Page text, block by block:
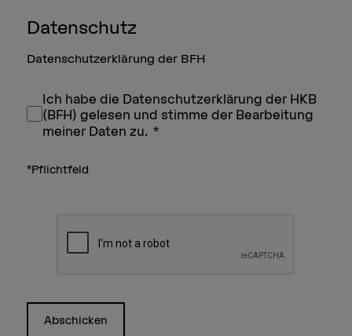
Datenschutz
Datenschutzerklärung der BFH
Ich habe die Datenschutzerklärung der HKB
(BFH) gelesen und stimme der Bearbeitung
meiner Daten zu.
*Pflichtfeld
Abschicken